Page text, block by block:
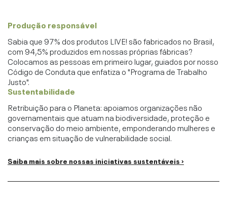
Produção responsável
Sabia que 97% dos produtos LIVE! são fabricados no Brasil,
com 94,5% produzidos em nossas próprias fábricas?
Colocamos as pessoas em primeiro lugar, guiados por nosso
Código de Conduta que enfatiza o "Programa de Trabalho
Justo".
Sustentabilidade
Retribuição para o Planeta: apoiamos organizações não
governamentais que atuam na biodiversidade, proteção e
conservação do meio ambiente, emponderando mulheres e
crianças em situação de vulnerabilidade social.
Saiba mais sobre nossas iniciativas sustentáveis ›